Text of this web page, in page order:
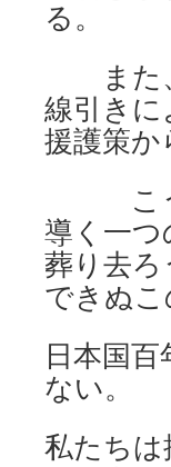
る。
また、
線引き
援護策
こうし
導く一
葬り去
できぬ
日本国
ない。
私たち